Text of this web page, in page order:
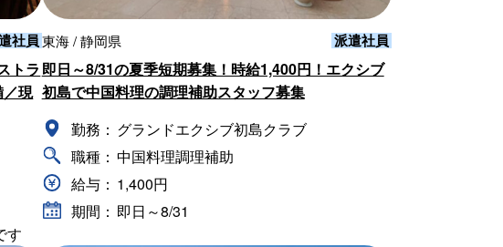
社員
トラ
／現
す
東海 / 静岡県 派遣社員
即日～8/31の夏季短期募集！時給1,400円！エクシブ
初島で中国料理の調理補助スタッフ募集
勤務： グランドエクシブ初島クラブ
職種： 中国料理調理補助
給与： 1,400円
期間： 即日～8/31